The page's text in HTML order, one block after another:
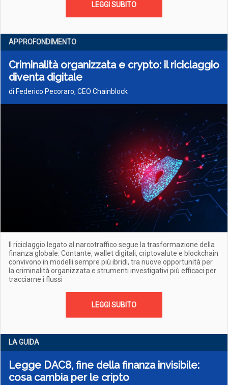
LEGGI SUBITO
APPROFONDIMENTO
Criminalità organizzata e crypto: il riciclaggio
diventa digitale
di Federico Pecoraro, CEO Chainblock
Il riciclaggio legato al narcotraffico segue la trasformazione della
finanza globale. Contante, wallet digitali, criptovalute e blockchain
convivono in modelli sempre più ibridi, tra nuove opportunità per
la criminalità organizzata e strumenti investigativi più efficaci per
tracciarne i flussi
LEGGI SUBITO
LA GUIDA
Legge DAC8, fine della finanza invisibile:
cosa cambia per le cripto